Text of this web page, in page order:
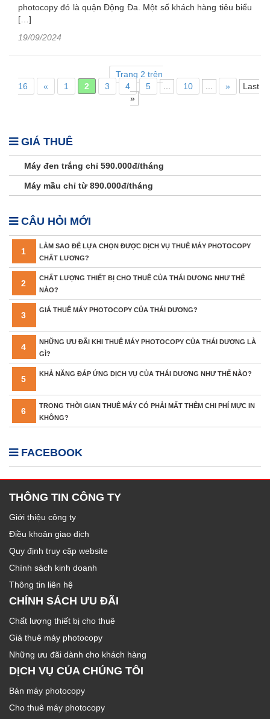
photocopy đó là quận Động Đa. Một số khách hàng tiêu biểu
[…]
19/09/2024
Trang 2 trên
16
« 1 2 3 4 5 10 »
Last
»
GIÁ THUÊ
Máy đen trắng chỉ 590.000đ/tháng
Máy mầu chỉ từ 890.000đ/tháng
CÂU HỎI MỚI
1
LÀM SAO ĐỂ LỰA CHỌN ĐƯỢC DỊCH VỤ THUÊ MÁY PHOTOCOPY
CHẤT LƯƠNG?
2
CHẤT LƯỢNG THIẾT BỊ CHO THUÊ CỦA THÁI DƯƠNG NHƯ THẾ
NÀO?
3
GIÁ THUÊ MÁY PHOTOCOPY CỦA THÁI DƯƠNG?
4
NHỮNG ƯU ĐÃI KHI THUÊ MÁY PHOTOCOPY CỦA THÁI DƯƠNG LÀ
GÌ?
5
KHẢ NĂNG ĐÁP ỨNG DỊCH VỤ CỦA THÁI DƯƠNG NHƯ THẾ NÀO?
6
TRONG THỜI GIAN THUÊ MÁY CÓ PHẢI MẤT THÊM CHI PHÍ MỰC IN
KHÔNG?
FACEBOOK
THÔNG TIN CÔNG TY
Giới thiệu công ty
Điều khoản giao dịch
Quy định truy cập website
Chính sách kinh doanh
Thông tin liên hệ
CHÍNH SÁCH ƯU ĐÃI
Chất lượng thiết bị cho thuê
Giá thuê máy photocopy
Những ưu đãi dành cho khách hàng
DỊCH VỤ CỦA CHÚNG TÔI
Bán máy photocopy
Cho thuê máy photocopy